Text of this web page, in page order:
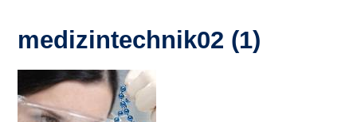
medizintechnik02 (1)